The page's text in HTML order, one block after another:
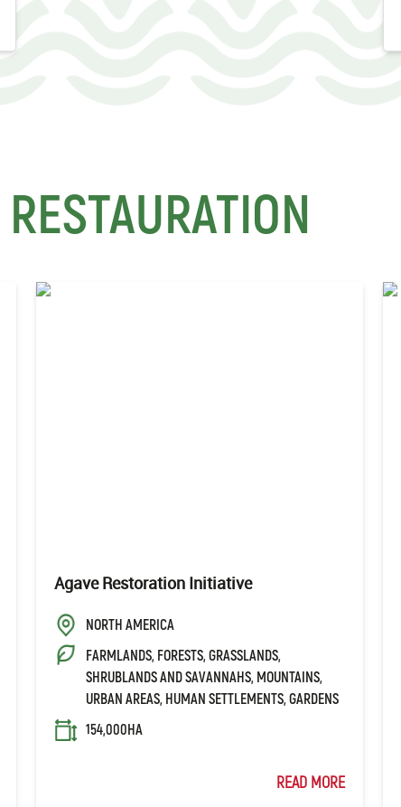
Agave Restoration Initiative
NORTH AMERICA
FARMLANDS, FORESTS, GRASSLANDS,
SHRUBLANDS AND SAVANNAHS, MOUNTAINS,
URBAN AREAS, HUMAN SETTLEMENTS, GARDENS
154,000HA
READ MORE